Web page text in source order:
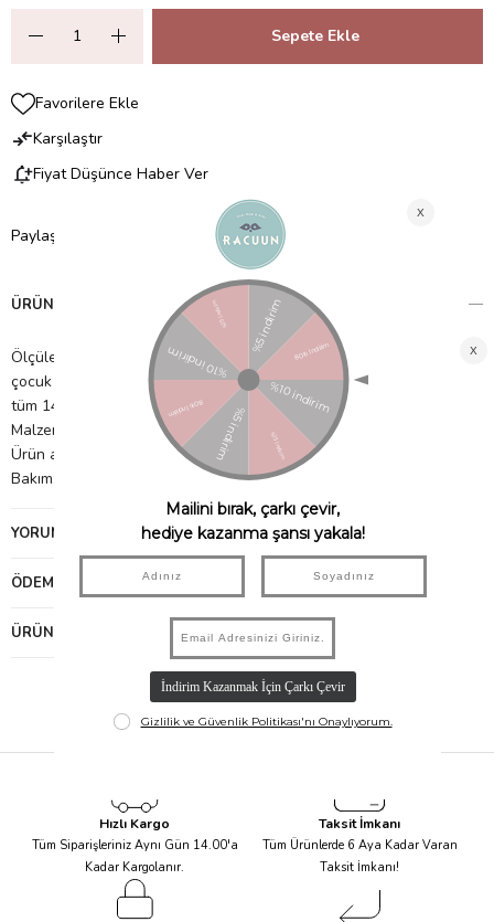
Favorilere Ekle
Karşılaştır
Fiyat Düşünce Haber Ver
Paylaş
ÜRÜN ÖZELLIKLERI
Ölçüler: Y: 15 cm, G: 60 cm, Uzunluk: 140 cm. Leander Classic
çocuk karyolası, Leander Luna bebek karyolası 140x70 cm ve
tüm 140x70 cm yataklarla uyumludur.
Malzeme: %100 organik pamuk
Ürün ağırlığı: 0,64 kg
Bakım: 60 °C'de yıkanabilir. kurutma makinesinde kurutulabilir
YORUMLAR
ÖDEME SEÇENEKLERI
ÜRÜN ÖNERILERI
Hızlı Kargo
Tüm Siparişleriniz Aynı Gün 14.00'a
Kadar Kargolanır.
Taksit İmkanı
Tüm Ürünlerde 6 Aya Kadar Varan
Taksit İmkanı!